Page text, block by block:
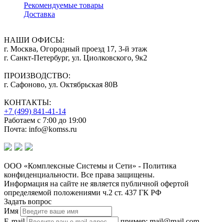
Рекомендуемые товары
Доставка
НАШИ ОФИСЫ:
г. Москва, Огородный проезд 17, 3-й этаж
г. Санкт-Петербург, ул. Циолковского, 9к2
ПРОИЗВОДСТВО:
г. Сафоново, ул. Октябрьская 80В
КОНТАКТЫ:
+7 (499) 841-41-14
Работаем с 7:00 до 19:00
Почта: info@komss.ru
ООО «Комплексные Системы и Сети» - Политика
конфиденциальности. Все права защищены.
Информация на сайте не является публичной офертой
определяемой положениями ч.2 ст. 437 ГК РФ
Задать вопрос
Имя